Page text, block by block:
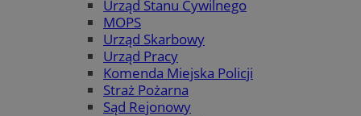
Urząd Stanu Cywilnego
MOPS
Urząd Skarbowy
Urząd Pracy
Komenda Miejska Policji
Straż Pożarna
Sąd Rejonowy